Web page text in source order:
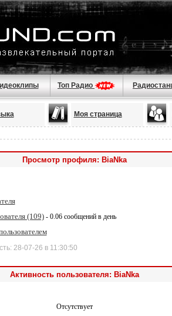
Топ Радио
Моя страница
Просмотр профиля: BiaNka
(109)- 0.06 сообщений в день
28-07-26 в 11:30:50
Активность пользователя: BiaNka
Отсутствует